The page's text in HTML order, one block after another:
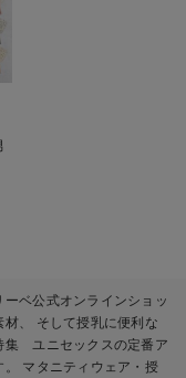
ベ公式オンラインショッ
、 そして授乳に便利な
集 ユニセックスの定番ア
マタニティウェア・授